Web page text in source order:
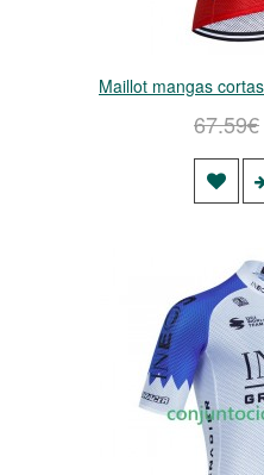
Maillot mangas
67.59€